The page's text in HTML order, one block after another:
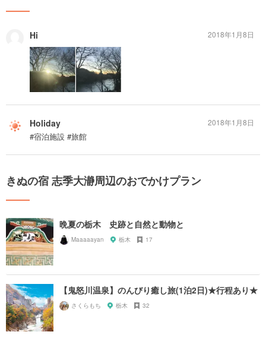
Hi 2018年1月8日
Holiday
#宿泊施設 #旅館
2018年1月8日
きぬの宿 志季大瀞周辺のおでかけプラン
晩夏の栃木 史跡と自然と動物と
Maaaaayan 栃木 17
【鬼怒川温泉】のんびり癒し旅(1泊2日)★行程あり★
さくらもち 栃木 32